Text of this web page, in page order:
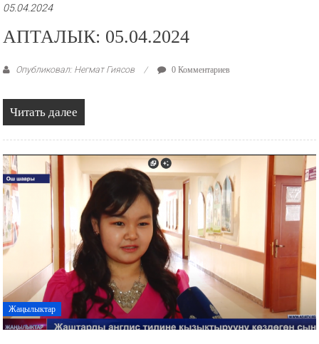
05.04.2024
АПТАЛЫК: 05.04.2024
Опубликовал: Негмат Гиясов 0 Комментариев
Читать далее
Жаңылыктар